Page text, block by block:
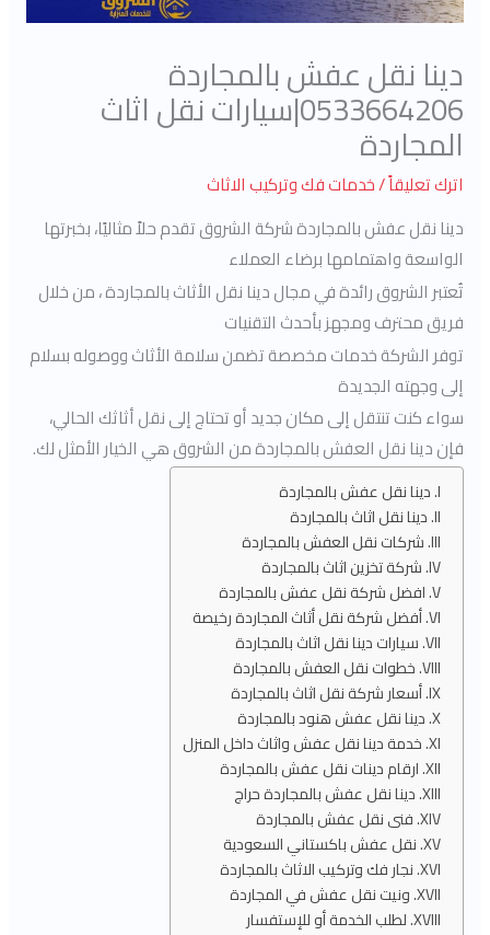
دينا نقل عفش بالمجاردة
0533664206|سيارات نقل اثاث
المجاردة
اترك تعليقاً/خدمات فك وتركيب الاثاث
دينا نقل عفش بالمجاردة شركة الشروق تقدم حلاً مثاليًا، بخبرتها
الواسعة واهتمامها برضاء العملاء
تُعتبر الشروق رائدة في مجال دينا نقل الأثاث بالمجاردة ، من خلال
فريق محترف ومجهز بأحدث التقنيات
توفر الشركة خدمات مخصصة تضمن سلامة الأثاث ووصوله بسلام
إلى وجهته الجديدة
سواء كنت تنتقل إلى مكان جديد أو تحتاج إلى نقل أثاثك الحالي،
فإن دينا نقل العفش بالمجاردة من الشروق هي الخيار الأمثل لك.
دينا نقل عفش بالمجاردة
دينا نقل اثاث بالمجاردة
شركات نقل العفش بالمجاردة
شركة تخزين اثاث بالمجاردة
افضل شركة نقل عفش بالمجاردة
أفضل شركة نقل أثاث المجاردة رخيصة
سيارات دينا نقل اثاث بالمجاردة
خطوات نقل العفش بالمجاردة
أسعار شركة نقل اثاث بالمجاردة
دينا نقل عفش هنود بالمجاردة
خدمة دينا نقل عفش واثاث داخل المنزل
ارقام دينات نقل عفش بالمجاردة
دينا نقل عفش بالمجاردة حراج
فنى نقل عفش بالمجاردة
نقل عفش باكستاني السعودية
نجار فك وتركيب الاثاث بالمجاردة
ونيت نقل عفش في المجاردة
لطلب الخدمة أو للإستفسار